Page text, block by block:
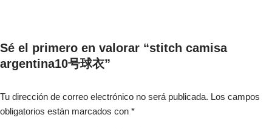
Sé el primero en valorar “stitch camisa
argentina10号球衣”
Tu dirección de correo electrónico no será publicada. Los campos
obligatorios están marcados con *